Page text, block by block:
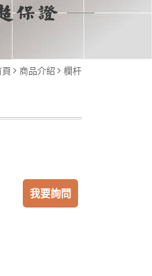
商品介紹 欄杆
我要詢問